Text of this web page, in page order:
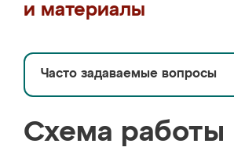
и материалы
Часто задаваемые вопросы
Схема работы